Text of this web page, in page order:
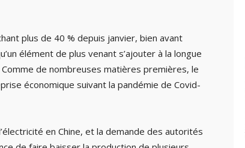
plus de 40 % depuis janvier, bien avant
élément de plus venant s’ajouter à la longue
de nombreuses matières premières, le
économique suivant la pandémie de Covid-
en Chine, et la demande des autorités